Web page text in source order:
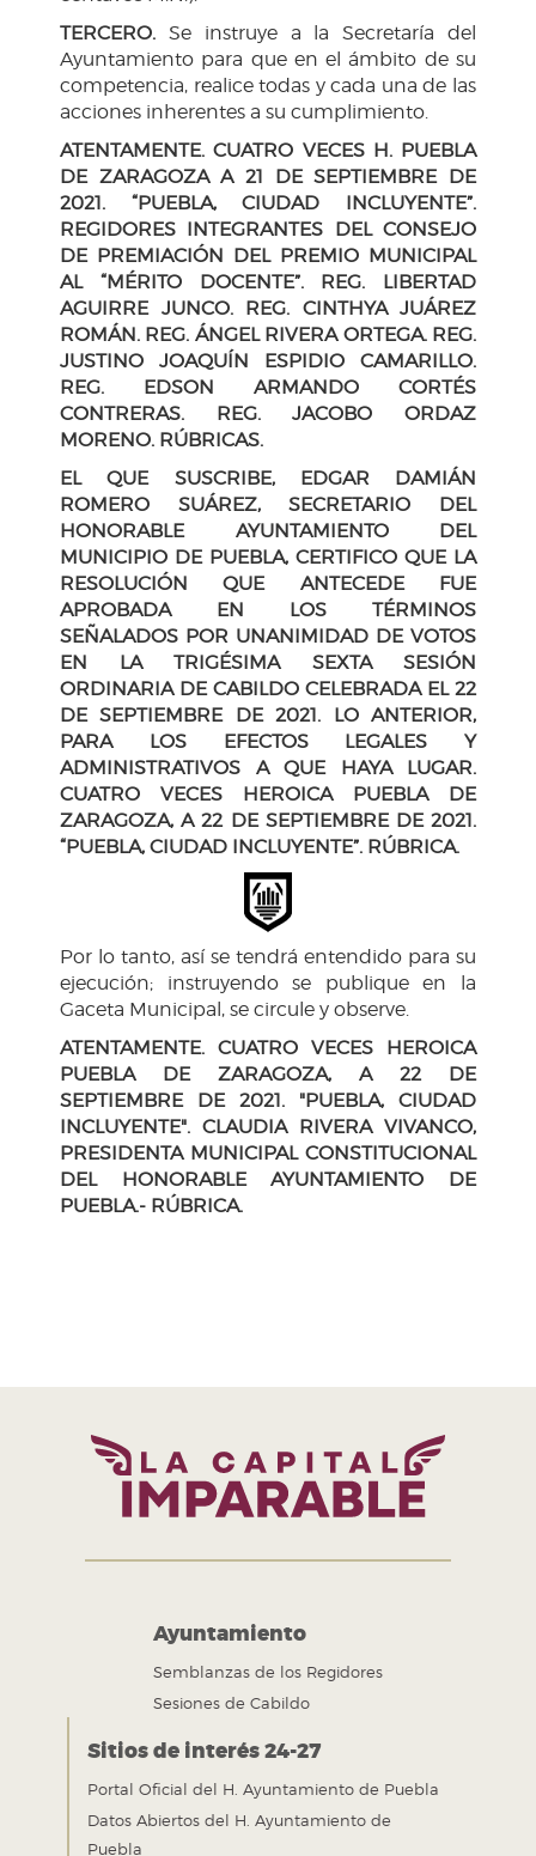
TERCERO. Se instruye a la Secretaría del
Ayuntamiento para que en el ámbito de su
competencia, realice todas y cada una de las
acciones inherentes a su cumplimiento.
ATENTAMENTE. CUATRO VECES H. PUEBLA
DE ZARAGOZA A 21 DE SEPTIEMBRE DE
2021. “PUEBLA, CIUDAD INCLUYENTE”.
REGIDORES INTEGRANTES DEL CONSEJO
DE PREMIACIÓN DEL PREMIO MUNICIPAL
AL “MÉRITO DOCENTE”. REG. LIBERTAD
AGUIRRE JUNCO. REG. CINTHYA JUÁREZ
ROMÁN. REG. ÁNGEL RIVERA ORTEGA. REG.
JUSTINO JOAQUÍN ESPIDIO CAMARILLO.
REG. EDSON ARMANDO CORTÉS
CONTRERAS. REG. JACOBO ORDAZ
MORENO. RÚBRICAS.
EL QUE SUSCRIBE, EDGAR DAMIÁN
ROMERO SUÁREZ, SECRETARIO DEL
HONORABLE AYUNTAMIENTO DEL
MUNICIPIO DE PUEBLA, CERTIFICO QUE LA
RESOLUCIÓN QUE ANTECEDE FUE
APROBADA EN LOS TÉRMINOS
SEÑALADOS POR UNANIMIDAD DE VOTOS
EN LA TRIGÉSIMA SEXTA SESIÓN
ORDINARIA DE CABILDO CELEBRADA EL 22
DE SEPTIEMBRE DE 2021. LO ANTERIOR,
PARA LOS EFECTOS LEGALES Y
ADMINISTRATIVOS A QUE HAYA LUGAR.
CUATRO VECES HEROICA PUEBLA DE
ZARAGOZA, A 22 DE SEPTIEMBRE DE 2021.
“PUEBLA, CIUDAD INCLUYENTE”. RÚBRICA.
Por lo tanto, así se tendrá entendido para su
ejecución; instruyendo se publique en la
Gaceta Municipal, se circule y observe.
ATENTAMENTE. CUATRO VECES HEROICA
PUEBLA DE ZARAGOZA, A 22 DE
SEPTIEMBRE DE 2021. "PUEBLA, CIUDAD
INCLUYENTE". CLAUDIA RIVERA VIVANCO,
PRESIDENTA MUNICIPAL CONSTITUCIONAL
DEL HONORABLE AYUNTAMIENTO DE
PUEBLA.- RÚBRICA.
Ayuntamiento
Semblanzas de los Regidores
Sesiones de Cabildo
Sitios de interés 24-27
Portal Oficial del H. Ayuntamiento de Puebla
Datos Abiertos del H. Ayuntamiento de
Puebla